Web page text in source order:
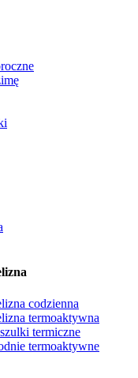
codzienna
termoaktywna
termiczne
termoaktywne